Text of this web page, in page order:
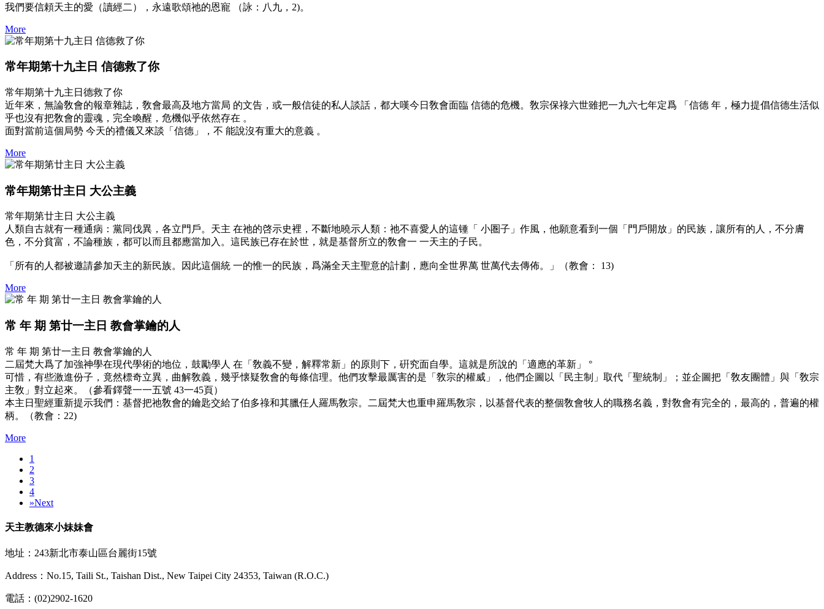
我們要信頼天主的愛（讀經二），永遠歌頌祂的恩寵 （詠：八九，2)。
More
常年期第十九主日 信德救了你
常年期第十九主日德救了你
近年來，無論敎會的報章雜誌，敎會最高及地方當局 的文告，或一般信徒的私人談話，都大嘆今日敎會面臨 信德的危機。敎宗保祿六世雖把一九六七年定爲 「信德 年，極力提倡信德生活似
乎也沒有把敎會的靈魂，完全喚醒，危機似乎依然存在 。
面對當前這個局勢 今天的禮儀又來談「信德」，不 能說沒有重大的意義 。
More
常年期第廿主日 大公主義
常年期第廿主日 大公主義
人類自古就有一種通病：黨同伐異，各立門戶。天主 在祂的啓示史裡，不斷地曉示人類：祂不喜愛人的這锺「 小圏子」作風，他願意看到一個「門戶開放」的民族，讓所有的人，不分膚
色，不分貧富，不論種族，都可以而且都應當加入。這民族已存在於世，就是基督所立的敎會一 一天主的子民。
「所有的人都被邀請參加天主的新民族。因此這個統 一的惟一的民族，爲滿全天主聖意的計劃，應向全世界萬 世萬代去傳佈。」（教會： 13)
More
常 年 期 第廿一主日 教會掌鑰的人
常 年 期 第廿一主日 教會掌鑰的人
二屆梵大爲了加強神學在現代學術的地位，鼓勵學人 在「敎義不變，解釋常新」的原則下，硏究面自學。這就是所說的「適應的革新」 °
可惜，有些激進份子，竟然標奇立異，曲解敎義，幾乎懐疑敎會的每條信理。他們攻擊最厲害的是「敎宗的權威」，他們企圖以「民主制」取代「聖統制」；並企圖把「敎友團體」與「敎宗
主敎」對立起來。（參看鐸聲一一五號 43一45頁）
本主日聖經重新提示我們：基督把祂敎會的鑰匙交給了伯多祿和其臘任人羅馬敎宗。二屆梵大也重申羅馬敎宗，以基督代表的整個敎會牧人的職務名義，對敎會有完全的，最高的，普遍的權
柄。（教會：22)
More
1
2
3
4
»Next
天主教德來小妹妹會
地址：243新北市泰山區台麗街15號
Address：No.15, Taili St., Taishan Dist., New Taipei City 24353, Taiwan (R.O.C.)
電話：(02)2902-1620